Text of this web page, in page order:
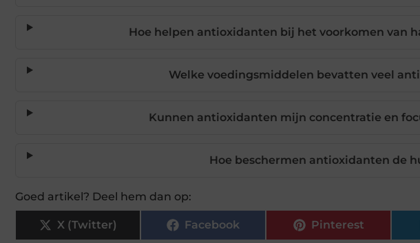
Hoe helpen antioxidanten bij het voorkomen van
Welke voedingsmiddelen bevatten veel
Kunnen antioxidanten mijn concentratie en
Hoe beschermen antioxidanten de
Goed artikel? Deel hem dan op:
X (Twitter) Facebook Pinterest